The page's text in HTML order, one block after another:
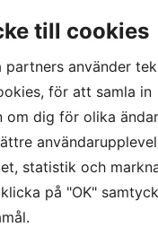
till cookies
partners använder
för att samla in
om dig för olika
statistik och
på "OK"